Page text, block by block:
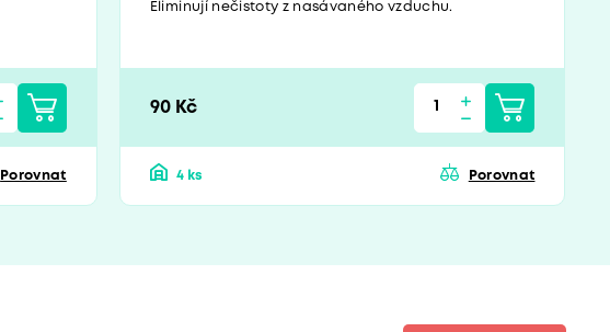
Porovnat
Eliminují nečistoty z nasávaného vzduchu.
90 Kč
4 ks Porovnat